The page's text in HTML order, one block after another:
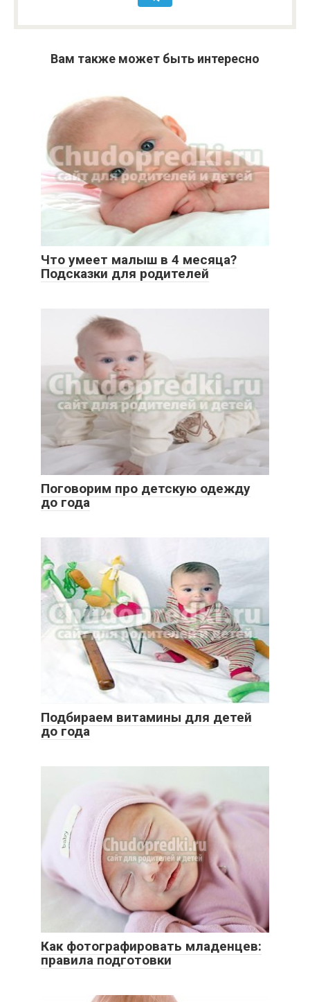
Вам также может быть интересно
Что умеет малыш в 4 месяца?
Подсказки для родителей
Поговорим про детскую одежду
до года
Подбираем витамины для детей
до года
Как фотографировать младенцев:
правила подготовки